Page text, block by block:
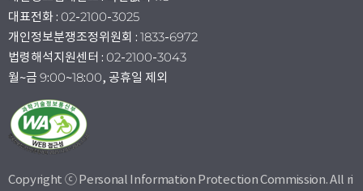
대표전화 : 02-2100-3025
개인정보분쟁조정위원회 : 1833-6972
법령해석지원센터 : 02-2100-3043
월~금 9:00~18:00, 공휴일 제외
Copyright ⓒ Personal Information Protection Commission. All ri